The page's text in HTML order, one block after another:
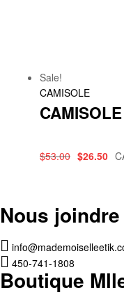
Sale!
CAMISOLE
$53.00 $26.50
Nous joindre
450-741-1808
Boutique